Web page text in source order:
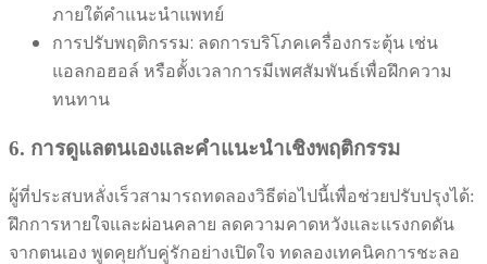
ภายใต้คำแนะนำแพทย์
การปรับพฤติกรรม: ลดการบริโภคเครื่องกระตุ้น เช่น
แอลกอฮอล์ หรือตั้งเวลาการมีเพศสัมพันธ์เพื่อฝึกความ
ทนทาน
6. การดูแลตนเองและคำแนะนำเชิงพฤติกรรม
ผู้ที่ประสบหลั่งเร็วสามารถทดลองวิธีต่อไปนี้เพื่อช่วยปรับปรุงได้:
ฝึกการหายใจและผ่อนคลาย ลดความคาดหวังและแรงกดดัน
จากตนเอง พูดคุยกับคู่รักอย่างเปิดใจ ทดลองเทคนิคการชะลอ